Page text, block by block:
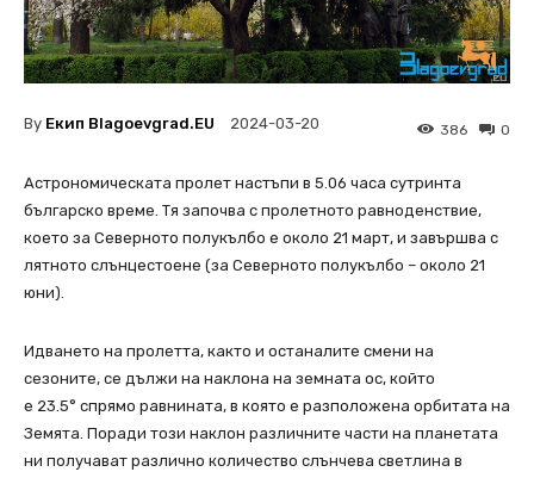
By Екип Blagoevgrad.EU 2024-03-20 0
386
Астрономическата пролет настъпи в 5.06 часа сутринта
българско време. Тя започва с пролетното равноденствие,
което за Северното полукълбо е около 21 март, и завършва с
лятното слънцестоене (за Северното полукълбо – около 21
юни).
Идването на пролетта, както и останалите смени на
сезоните, се дължи на наклона на земната ос, който
е 23.5° спрямо равнината, в която е разположена орбитата на
Земята. Поради този наклон различните части на планетата
ни получават различно количество слънчева светлина в